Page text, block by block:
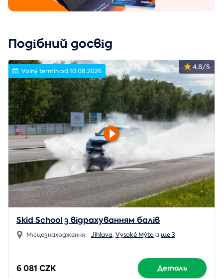
Подібний досвід
4.8/5
Volný termín od 10.08.2026
Skid School з відрахуванням балів
Місцезнаходження: Jihlava,Vysoké Mýtoa ще 3
6 081 CZK Деталь